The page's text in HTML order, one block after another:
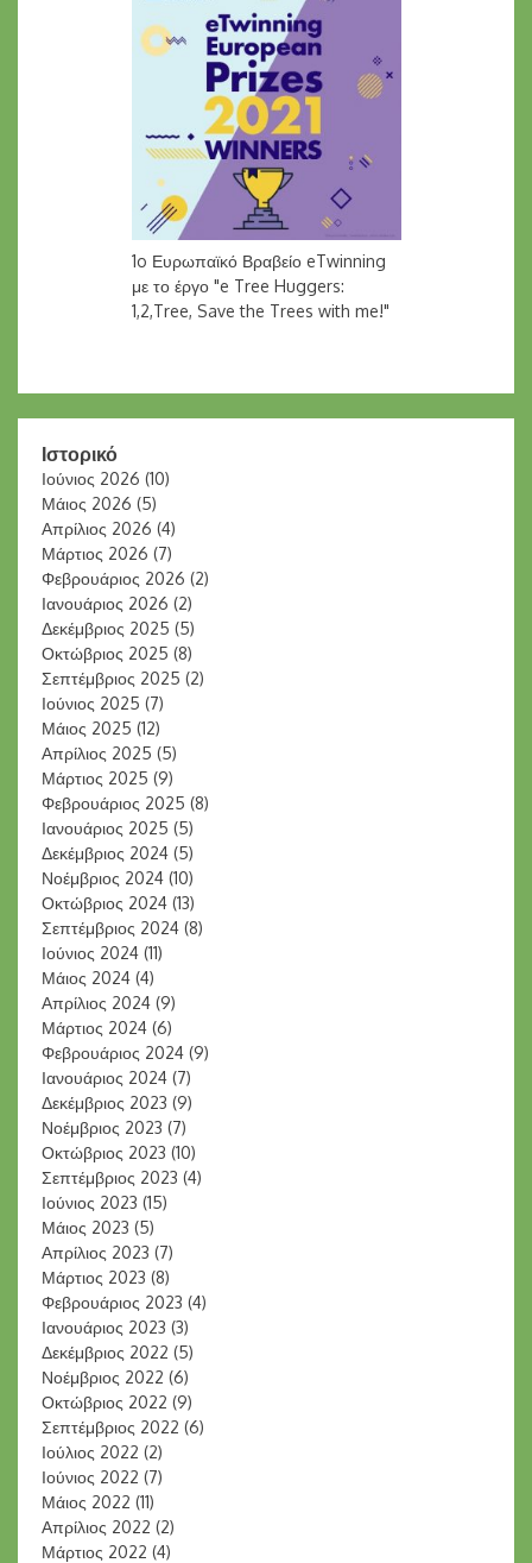
1o Ευρωπαϊκό Βραβείο eTwinning
με το έργο "e Tree Huggers:
1,2,Tree, Save the Trees with me!"
Ιστορικό
Ιούνιος 2026 (10)
Μάιος 2026 (5)
Απρίλιος 2026 (4)
Μάρτιος 2026 (7)
Φεβρουάριος 2026 (2)
Ιανουάριος 2026 (2)
Δεκέμβριος 2025 (5)
Οκτώβριος 2025 (8)
Σεπτέμβριος 2025 (2)
Ιούνιος 2025 (7)
Μάιος 2025 (12)
Απρίλιος 2025 (5)
Μάρτιος 2025 (9)
Φεβρουάριος 2025 (8)
Ιανουάριος 2025 (5)
Δεκέμβριος 2024 (5)
Νοέμβριος 2024 (10)
Οκτώβριος 2024 (13)
Σεπτέμβριος 2024 (8)
Ιούνιος 2024 (11)
Μάιος 2024 (4)
Απρίλιος 2024 (9)
Μάρτιος 2024 (6)
Φεβρουάριος 2024 (9)
Ιανουάριος 2024 (7)
Δεκέμβριος 2023 (9)
Νοέμβριος 2023 (7)
Οκτώβριος 2023 (10)
Σεπτέμβριος 2023 (4)
Ιούνιος 2023 (15)
Μάιος 2023 (5)
Απρίλιος 2023 (7)
Μάρτιος 2023 (8)
Φεβρουάριος 2023 (4)
Ιανουάριος 2023 (3)
Δεκέμβριος 2022 (5)
Νοέμβριος 2022 (6)
Οκτώβριος 2022 (9)
Σεπτέμβριος 2022 (6)
Ιούλιος 2022 (2)
Ιούνιος 2022 (7)
Μάιος 2022 (11)
Απρίλιος 2022 (2)
Μάρτιος 2022 (4)